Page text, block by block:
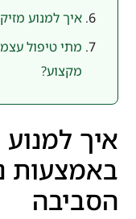
איך למנוע
מתי טיפול
מקצוע?
איך
באמצעות
הסביבה